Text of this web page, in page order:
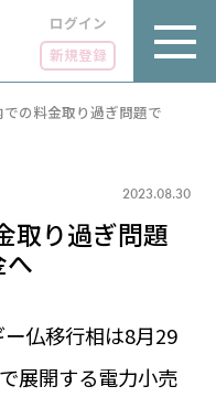
ログイン
新規登録
14℃ / 12℃
08:14 ／ JP 15:14
の料金取り過ぎ問題で
2023.08.30
取り過ぎ問題
仏移行相は8月29
展開する電力小売